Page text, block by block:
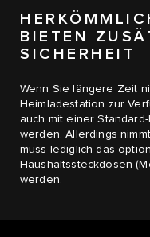
BIETEN
SICHERHEIT
Wenn Sie längere Zeit
Heimladestation zur
auch mit einer
werden. Allerdings
muss lediglich das
Haushaltssteckdosen
werden.